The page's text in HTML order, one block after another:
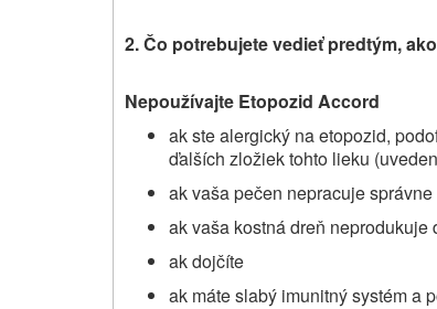
2. Čo potrebujete vedieť predtým,
Nepoužívajte Etopozid Accord
ak ste alergický na etopozid,
ďalších zložiek tohto lieku
ak vaša pečen nepracuje správne
ak vaša kostná dreň neprodukuje
ak dojčíte
ak máte slabý imunitný systém a